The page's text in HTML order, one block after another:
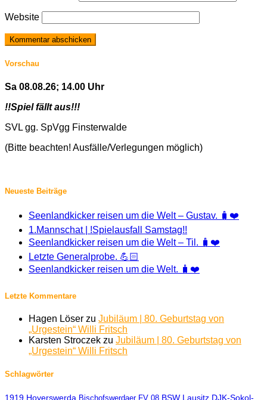
Website
Vorschau
Sa 08.08.26; 14.00 Uhr
!!Spiel fällt aus!!!
SVL gg. SpVgg Finsterwalde
(Bitte beachten! Ausfälle/Verlegungen möglich)
Neueste Beiträge
Seenlandkicker reisen um die Welt – Gustav. 🧳❤️
1.Mannschat | !Spielausfall Samstag!!
Seenlandkicker reisen um die Welt – Til. 🧳❤️
Letzte Generalprobe. 💪🏻
Seenlandkicker reisen um die Welt. 🧳❤️
Letzte Kommentare
Hagen Löser zu Jubiläum | 80. Geburtstag von
„Urgestein“ Willi Fritsch
Karsten Stroczek zu Jubiläum | 80. Geburtstag von
„Urgestein“ Willi Fritsch
Schlagwörter
1919 Hoyerswerda Bischofswerdaer FV 08 BSW Lausitz DJK-Sokol-